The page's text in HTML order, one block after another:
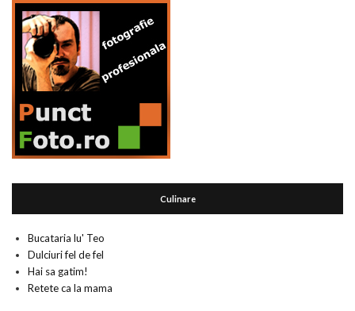
Culinare
Bucataria lu' Teo
Dulciuri fel de fel
Hai sa gatim!
Retete ca la mama